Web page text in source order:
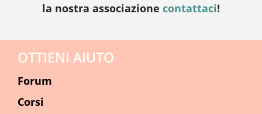
la nostra associazione contattaci!
OTTIENI AIUTO
Forum
Corsi